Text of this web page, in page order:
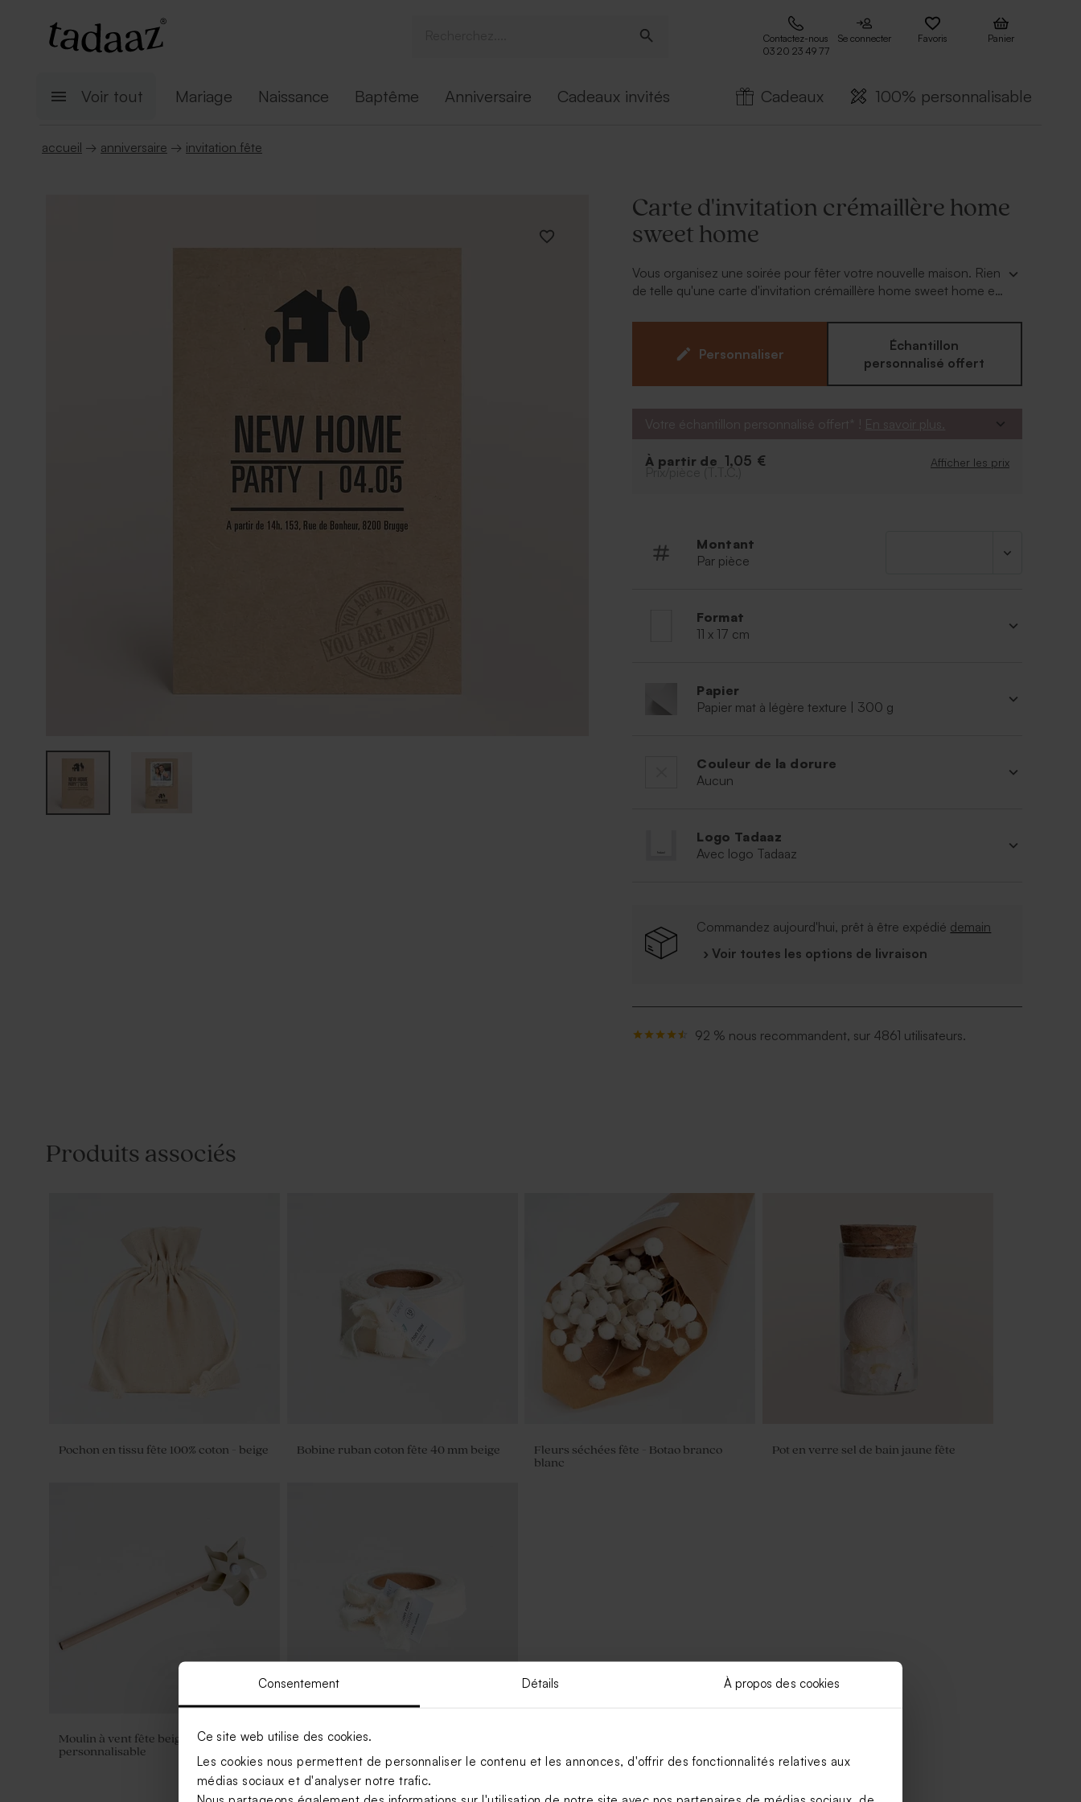
Consentement Détails À propos des cookies
Ce site web utilise des cookies.
Les cookies nous permettent de personnaliser le contenu et les annonces, d'offrir des fonctionnalités relatives aux
médias sociaux et d'analyser notre trafic.
Contactez-nous
03 20 23 49 77
Se connecter Favoris Panier
Voir tout Mariage Naissance Baptême Anniversaire Cadeaux invités Cadeaux 100% personnalisable
accueil → anniversaire → invitation fête
Carte d'invitation crémaillère home
sweet home
Vous organisez une soirée pour fêter votre nouvelle maison. Rien
de telle qu'une carte d'invitation crémaillère home sweet home et
ajouterez votre photo et votre nouvelle adresse sur un fond
imprimé en imitation kraft.
Personnaliser
Échantillon
personnalisé offert
Votre échantillon personnalisé offert* ! En savoir plus.
À partir de 1,05 € Afficher les prix
Prix/pièce (T.T.C.)
Montant
Par pièce
Format
11 x 17 cm
Papier
Papier mat à légère texture | 300 g
Couleur de la dorure
Aucun
Logo Tadaaz
Avec logo Tadaaz
Commandez aujourd'hui, prêt à être expédié demain
› Voir toutes les options de livraison
92 % nous recommandent, sur 4861 utilisateurs.
Produits associés
Pochon en tissu fête 100% coton - beige Bobine ruban coton fête 40 mm beige
Fleurs séchées fête - Botao branco
blanc
Pot en verre sel de bain jaune fête
Moulin à vent fête beige et son crayon
personnalisable
Bobine ruban coton fête 15 mm beige